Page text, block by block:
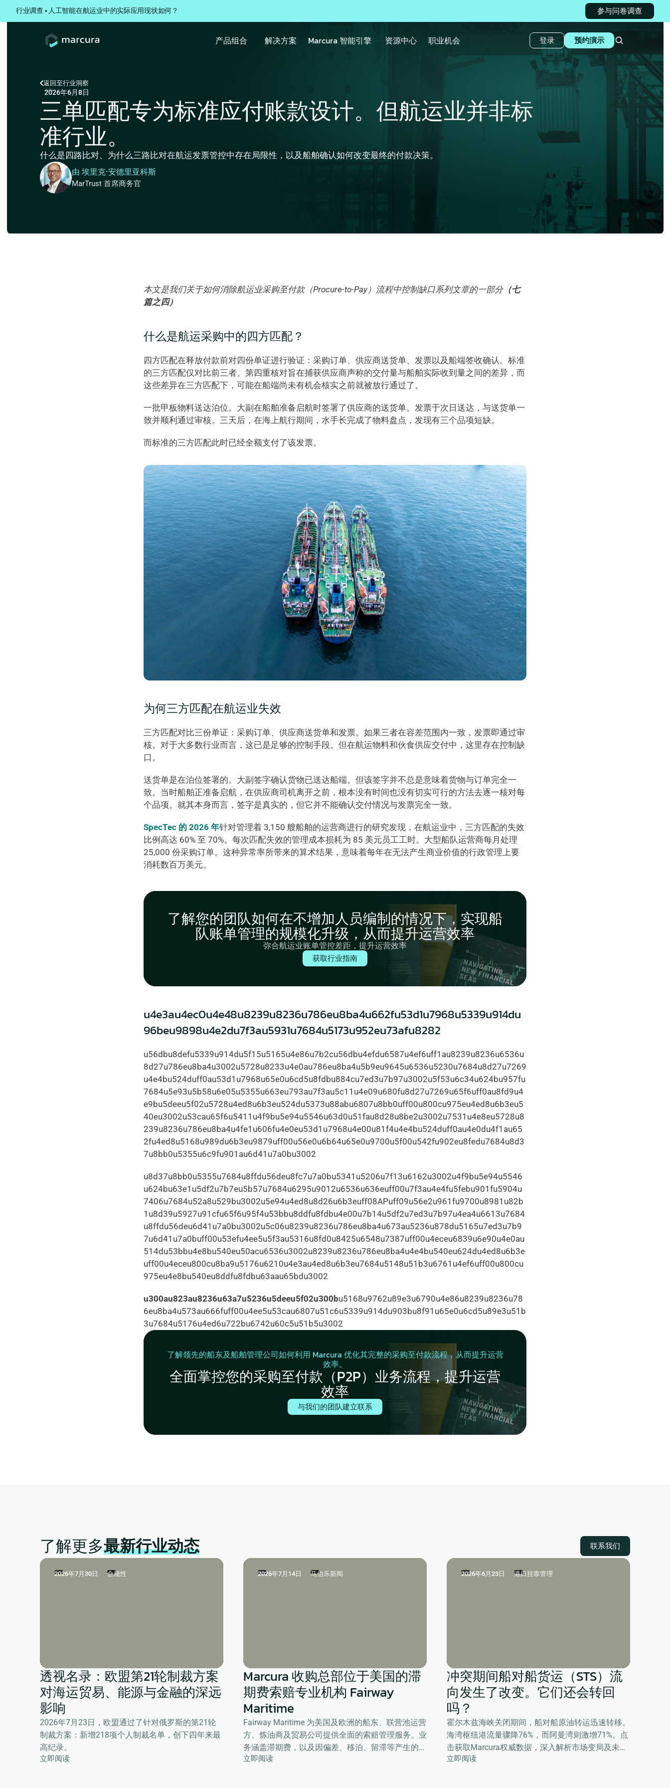
行业调查 • 人工智能在航运业中的实际应用现状如何？ 参与问卷调查
返回至行业洞察
2026年6月8日
三单匹配专为标准应付账款设计。但航运业并非标
准行业。
什么是四路比对、为什么三路比对在航运发票管控中存在局限性，以及船舶确认如何改变最终的付款决策。
由 埃里克·安德里亚科斯
MarTrust 首席商务官
本文是我们关于如何消除航运业采购至付款（Procure-to-Pay）流程中控制缺口系列文章的一部分（七
篇之四）
什么是航运采购中的四方匹配？
四方匹配在释放付款前对四份单证进行验证：采购订单、供应商送货单、发票以及船端签收确认。标准
的三方匹配仅对比前三者。第四重核对旨在捕获供应商声称的交付量与船舶实际收到量之间的差异，而
这些差异在三方匹配下，可能在船端尚未有机会核实之前就被放行通过了。
一批甲板物料送达泊位。大副在船舶准备启航时签署了供应商的送货单。发票于次日送达，与送货单一
致并顺利通过审核。三天后，在海上航行期间，水手长完成了物料盘点，发现有三个品项短缺。
而标准的三方匹配此时已经全额支付了该发票。
为何三方匹配在航运业失效
三方匹配对比三份单证：采购订单、供应商送货单和发票。如果三者在容差范围内一致，发票即通过审
核。对于大多数行业而言，这已是足够的控制手段。但在航运物料和伙食供应交付中，这里存在控制缺
口。
送货单是在泊位签署的。大副签字确认货物已送达船端。但该签字并不总是意味着货物与订单完全一
致。当时船舶正准备启航，在供应商司机离开之前，根本没有时间也没有切实可行的方法去逐一核对每
个品项。就其本身而言，签字是真实的，但它并不能确认交付情况与发票完全一致。
SpecTec 的 2026 年针对管理着 3,150 艘船舶的运营商进行的研究发现，在航运业中，三方匹配的失效
比例高达 60% 至 70%。每次匹配失效的管理成本损耗为 85 美元员工工时。大型船队运营商每月处理
25,000 份采购订单。这种异常率所带来的算术结果，意味着每年在无法产生商业价值的行政管理上要
消耗数百万美元。
了解您的团队如何在不增加人员编制的情况下，实现船
队账单管理的规模化升级，从而提升运营效率
弥合航运业账单管控差距，提升运营效率
获取行业指南
u4e3au4ec0u4e48u8239u8236u786eu8ba4u662fu53d1u7968u5339u914du
96beu9898u4e2du7f3au5931u7684u5173u952eu73afu8282
u56dbu8defu5339u914du5f15u5165u4e86u7b2cu56dbu4efdu6587u4ef6uff1au8239u8236u6536u
8d27u786eu8ba4u3002u5728u8233u4e0au786eu8ba4u5b9eu9645u6536u5230u7684u8d27u7269
u4e4bu524duff0au53d1u7968u65e0u6cd5u8fdbu884cu7ed3u7b97u3002u5f53u6c34u624bu957fu
7684u5e93u5b58u6e05u5355u663eu793au7f3au5c11u4e09u680fu8d27u7269u65f6uff0au8fd9u4
e9bu5deeu5f02u5728u4ed8u6b3eu524du5373u88abu6807u8bb0uff00u800cu975eu4ed8u6b3eu5
40eu3002u53cau65f6u5411u4f9bu5e94u5546u63d0u51fau8d28u8be2u3002u7531u4e8eu5728u8
239u8236u786eu8ba4u4fe1u606fu4e0eu53d1u7968u4e00u81f4u4e4bu524duff0au4e0du4f1au65
2fu4ed8u5168u989du6b3eu9879uff00u56e0u6b64u65e0u9700u5f00u542fu902eu8fedu7684u8d3
7u8bb0u5355u6c9fu901au6d41u7a0bu3002
u8d37u8bb0u5355u7684u8ffdu56deu8fc7u7a0bu5341u5206u7f13u6162u3002u4f9bu5e94u5546
u624bu63e1u5df2u7b7eu5b57u7684u6295u9012u6536u636euff00u7f3au4e4fu5febu901fu5904u
7406u7684u52a8u529bu3002u5e94u4ed8u8d26u6b3euff08APuff09u56e2u961fu9700u8981u82b
1u8d39u5927u91cfu65f6u95f4u53bbu8ddfu8fdbu4e00u7b14u5df2u7ed3u7b97u4ea4u6613u7684
u8ffdu56deu6d41u7a0bu3002u5c06u8239u8236u786eu8ba4u673au5236u878du5165u7ed3u7b9
7u6d41u7a0buff00u53efu4ee5u5f3au5316u8fd0u8425u6548u7387uff00u4eceu6839u6e90u4e0au
514du53bbu4e8bu540eu50acu6536u3002u8239u8236u786eu8ba4u4e4bu540eu624du4ed8u6b3e
uff00u4eceu800cu8ba9u5176u6210u4e3au4ed8u6b3eu7684u5148u51b3u6761u4ef6uff00u800cu
975eu4e8bu540eu8ddfu8fdbu63aau65bdu3002
u300au823au8236u63a7u5236u5deeu5f02u300bu5168u9762u89e3u6790u4e86u8239u8236u78
6eu8ba4u573au666fuff00u4ee5u53cau6807u51c6u5339u914du903bu8f91u65e0u6cd5u89e3u51b
3u7684u5176u4ed6u722bu6742u60c5u51b5u3002
了解领先的船东及船舶管理公司如何利用 Marcura 优化其完整的采购至付款流程，从而提升运营
效率。
全面掌控您的采购至付款（P2P）业务流程，提升运营
效率
与我们的团队建立联系
了解更多最新行业动态 联系我们
2026年7月30日 合规性
透视名录：欧盟第21轮制裁方案
对海运贸易、能源与金融的深远
影响
2026年7月23日，欧盟通过了针对俄罗斯的第21轮
制裁方案：新增218项个人制裁名单，创下四年来最
高纪录。
立即阅读
2026年7月14日 马伯乐新闻
Marcura 收购总部位于美国的滞
期费索赔专业机构 Fairway
Maritime
Fairway Maritime 为美国及欧洲的船东、联营池运营
方、炼油商及贸易公司提供全面的索赔管理服务。业
务涵盖滞期费，以及因偏差、移泊、留滞等产生的各
类补偿索赔，全面提升客户的整体运营效率。
立即阅读
2026年6月23日 港口挂靠管理
冲突期间船对船货运（STS）流
向发生了改变。它们还会转回
吗？
霍尔木兹海峡关闭期间，船对船原油转运迅速转移。
海湾枢纽港流量骤降76%，而阿曼湾则激增71%。点
击获取Marcura权威数据，深入解析市场变局及未来
趋势。
立即阅读
产品组合 解决方案 Marcura 智能引擎 资源中心 职业机会 登录 预约演示